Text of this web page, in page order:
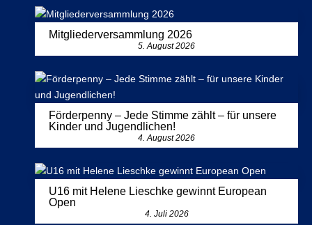
Mitgliederversammlung 2026
5. August 2026
Förderpenny – Jede Stimme zählt – für unsere
Kinder und Jugendlichen!
4. August 2026
U16 mit Helene Lieschke gewinnt European
Open
4. Juli 2026